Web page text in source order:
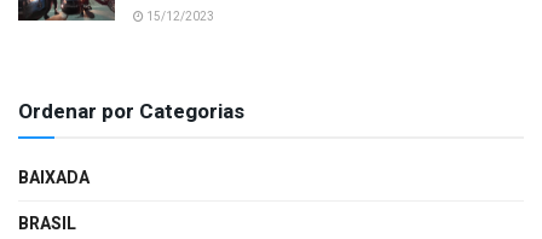
15/12/2023
Ordenar por Categorias
BAIXADA
BRASIL